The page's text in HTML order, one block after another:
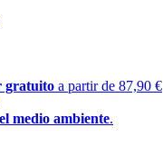
gratuito a partir de 87,90 €
medio ambiente.